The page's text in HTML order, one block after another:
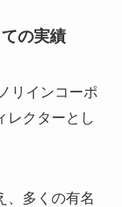
の実績
リインコーポ
レクターとし
、多くの有名